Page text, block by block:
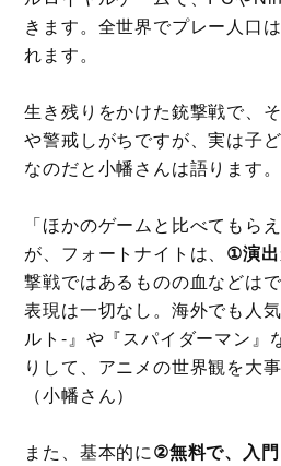
きます。全世界でプレー人口
れます。
生き残りをかけた銃撃戦で、
や警戒しがちですが、実は子
なのだと小幡さんは語ります。
「ほかのゲームと比べてもら
が、フォートナイトは、 ①演
撃戦ではあるものの血などは
表現は一切なし。海外でも人
ルト-』や『スパイダーマン』
りして、アニメの世界観を大
（小幡さん）
また、基本的に②無料で、入